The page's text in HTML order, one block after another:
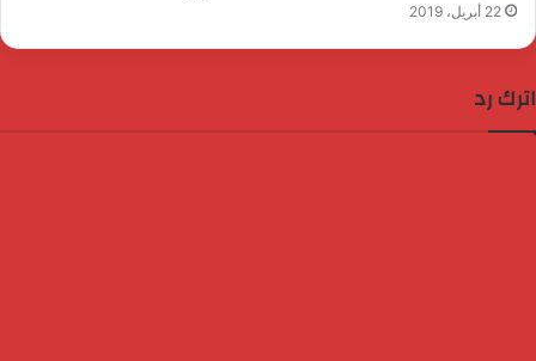
22 أبريل، 2019
اترك رد